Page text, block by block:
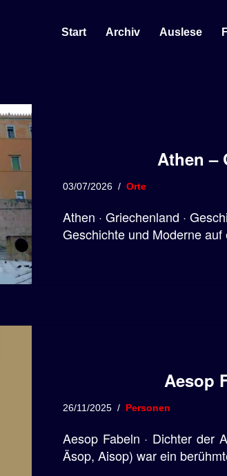
Start Archiv Auslese
Athen –
03/07/2026 Orte
Athen · Griechenland ·
Geschichte und Moderne
Aesop
26/11/2025 Personen
Aesop Fabeln · Dichter der
Äsop, Aisop) war ein